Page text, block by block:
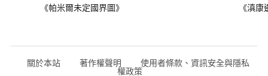
《帕米爾未定國界圖》 《滇
關於本站 著作權聲明 使用者條款、資訊安全與隱私
權政策